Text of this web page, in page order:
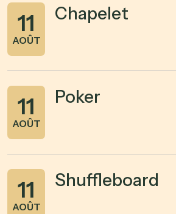
11
AOÛT
Chapelet
11
AOÛT
Poker
11
AOÛT
Shuffleboard